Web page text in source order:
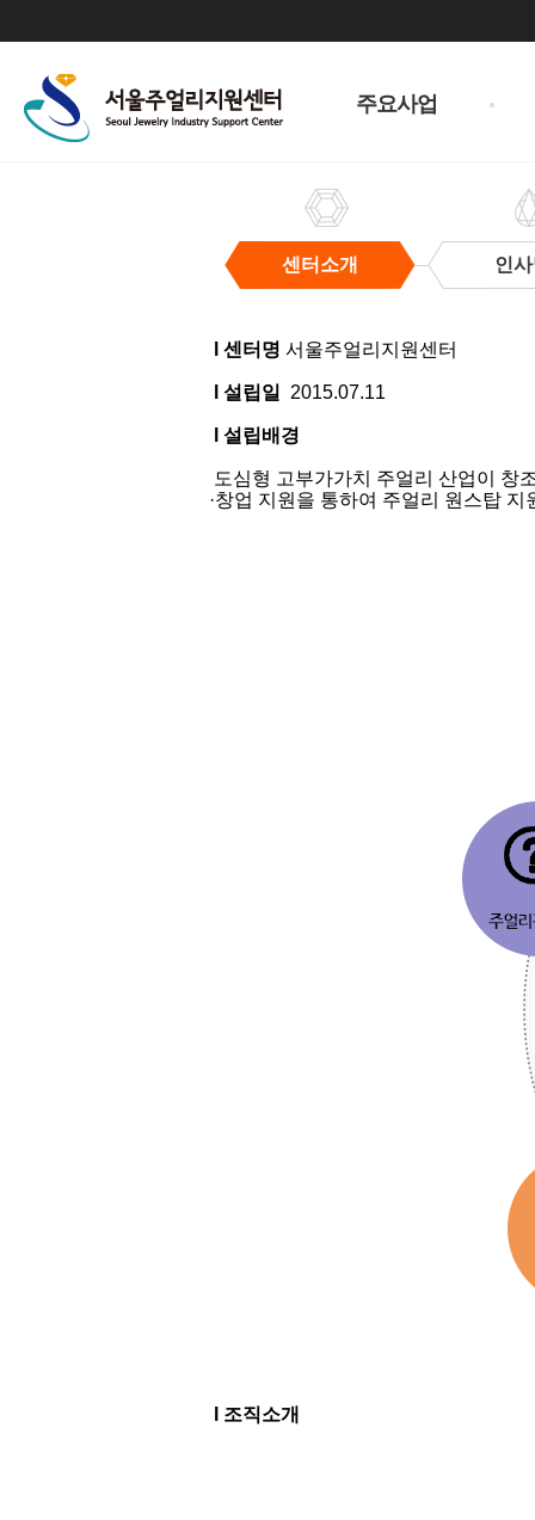
주요사업
센터소개 인
소l 센터명 서울주얼리지원센터
l 설립일 2015.07.11
l 설립배경
도심형 고부가가치 주얼리 산업이 창
·창업 지원을 통하여 주얼리 원스탑
l 조직소개